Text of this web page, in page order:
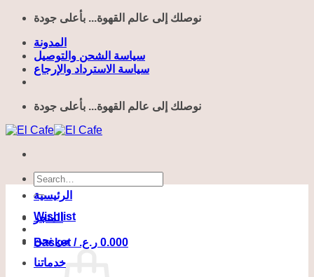
Skip
content
نوصلك إلى عالم القهوة... بأعلى جودة
المدونة
سياسة الشحن والتوصيل
سياسة الاسترداد والإرجاع
نوصلك إلى عالم القهوة... بأعلى جودة
Search
for:
Wishlist
Basket / 0.000 ر.ع.
الرئيسية
المتجر
من نحن
خدماتنا